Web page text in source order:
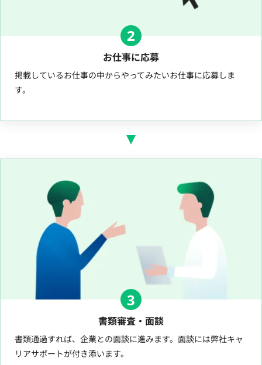
2
お仕事に応募
掲載しているお仕事の中からやってみたいお仕事に応募しま
す。
3
書類審査・面談
書類通過すれば、企業との面談に進みます。面談には弊社キャ
リアサポートが付き添います。